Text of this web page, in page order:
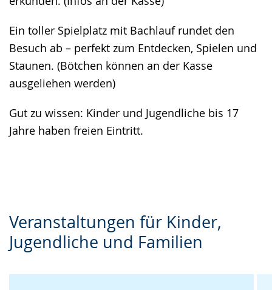
Ein toller Spielplatz mit Bachlauf rundet den
Besuch ab – perfekt zum Entdecken, Spielen und
Staunen. (Bötchen können an der Kasse
ausgeliehen werden)
Gut zu wissen: Kinder und Jugendliche bis 17
Jahre haben freien Eintritt.
Veranstaltungen für Kinder,
Jugendliche und Familien